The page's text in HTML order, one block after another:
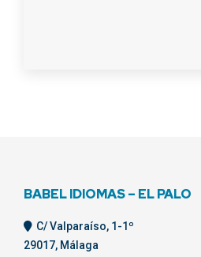
BABEL IDIOMAS – EL PALO
C/ Valparaíso, 1-1º
29017, Málaga